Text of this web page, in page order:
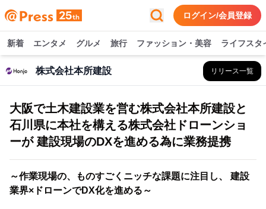
ログイン/会員登録
新着 エンタメ グルメ 旅行 ファッション・美容 ライフスタ
株式会社本所建設 リリース一覧
大阪で土木建設業を営む株式会社本所建設と
石川県に本社を構える株式会社ドローンショ
ーが 建設現場のDXを進める為に業務提携
～作業現場の、ものすごくニッチな課題に注目し、 建設
業界×ドローンでDX化を進める～